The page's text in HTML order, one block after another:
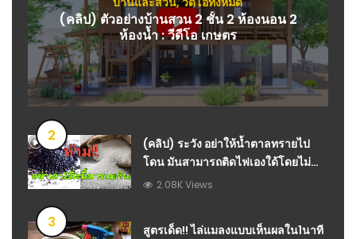
(คลิป) ตัวอย่างบ้านสวน 2 ชั้น 2 ห้องนอน 2
ห้องน้ำ : วีดีโอ เกษตร
2
(คลิป) ระวัง อย่าให้น้ำตาลทรายไป
โดน มันสามารถติดไฟเองใด้โดยไม่
ต้องใช้ไฟแช็ค
2.08K Views
3
สูตรเด็ด!! ไล่แมลงแบบเห็นผลใน1นาที